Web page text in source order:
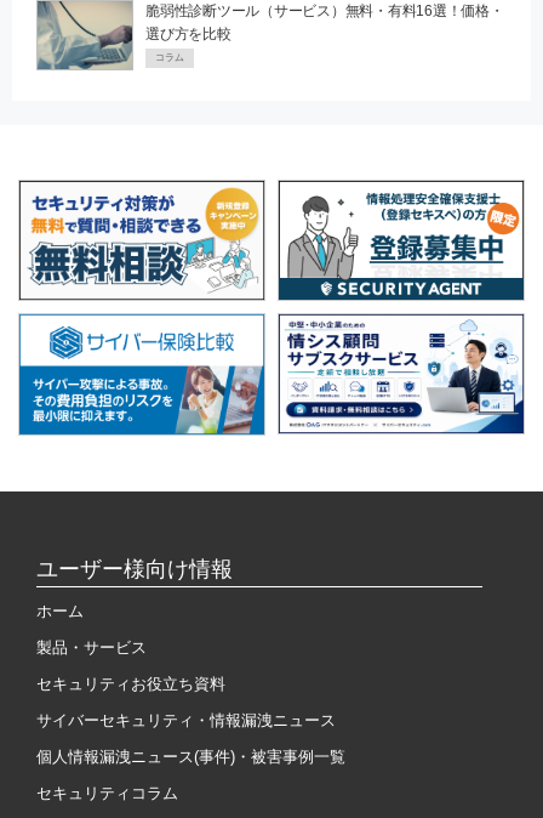
脆弱性診断ツール（サービス）無料・有料16選！価格・
選び方を比較
コラム
ユーザー様向け情報
ホーム
製品・サービス
セキュリティお役立ち資料
サイバーセキュリティ・情報漏洩ニュース
個人情報漏洩ニュース(事件)・被害事例一覧
セキュリティコラム